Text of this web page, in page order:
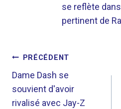
se reflète
pertinent de
DE
L’ARTICLE
PRÉCÉDENT
Dame Dash se
souvient d'avoir
rivalisé avec Jay-Z